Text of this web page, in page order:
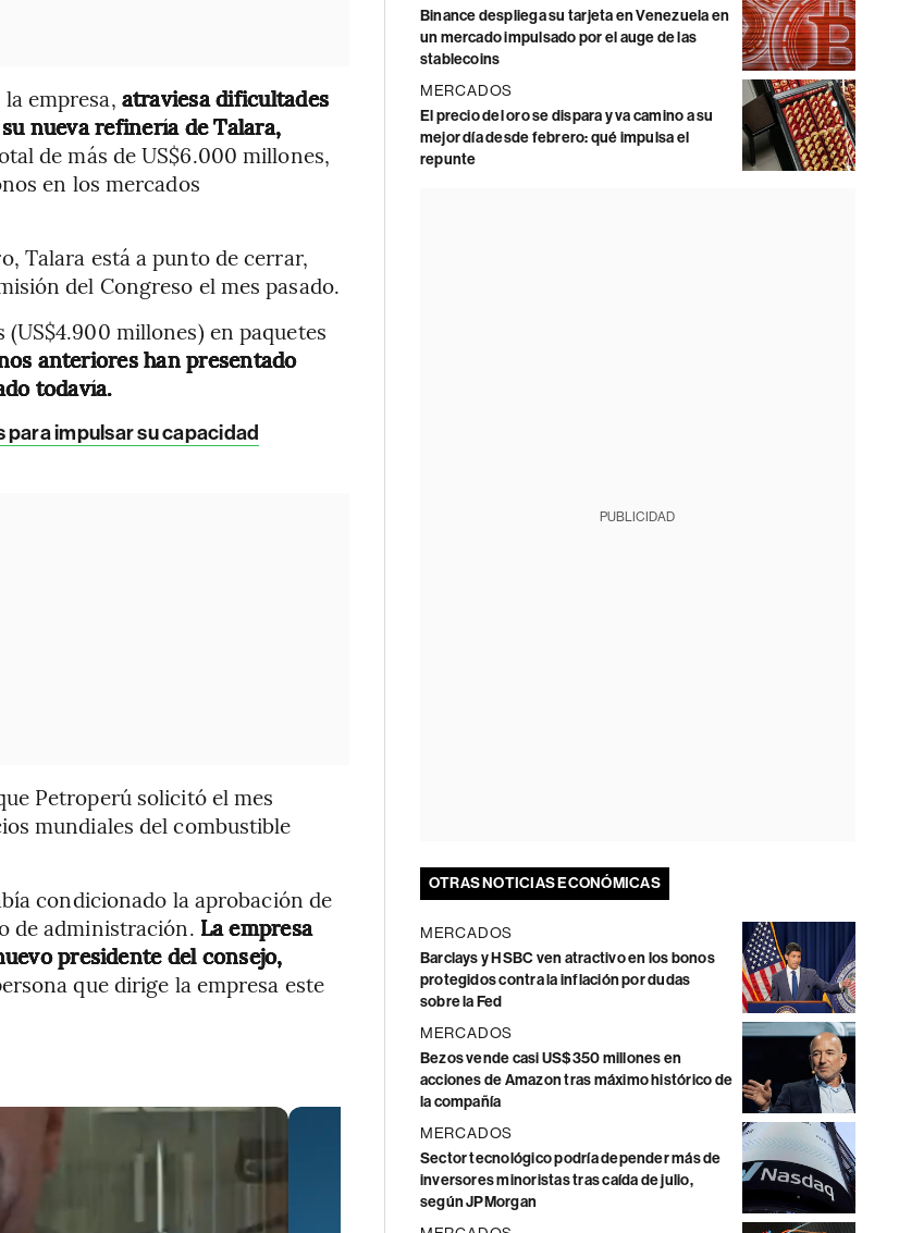
empresa, atraviesa dificultades
nueva refinería de Talara,
de más de US$6.000 millones,
en los mercados
Talara está a punto de cerrar,
del Congreso el mes pasado.
millones) en paquetes
anteriores han presentado
todavía.
impulsar su capacidad
Petroperú solicitó el mes
mundiales del combustible
condicionado la aprobación de
de administración. La empresa
presidente del consejo,
que dirige la empresa este
Binance despliega su tarjeta en Venezuela en
un mercado impulsado por el auge de las
stablecoins
MERCADOS
El precio del oro se dispara y va camino a su
mejor día desde febrero: qué impulsa el
repunte
PUBLICIDAD
OTRAS NOTICIAS ECONÓMICAS
MERCADOS
Barclays y HSBC ven atractivo en los bonos
protegidos contra la inflación por dudas
sobre la Fed
MERCADOS
Bezos vende casi US$350 millones en
acciones de Amazon tras máximo histórico de
la compañía
MERCADOS
Sector tecnológico podría depender más de
inversores minoristas tras caída de julio,
según JPMorgan